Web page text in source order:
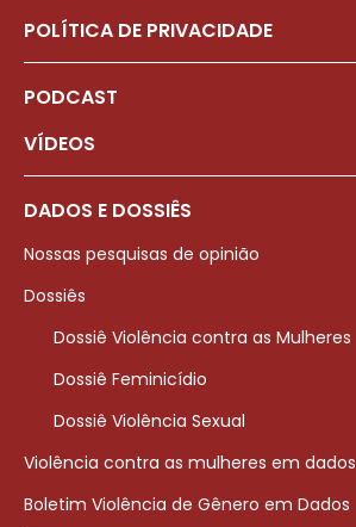
POLÍTICA DE PRIVACIDADE
PODCAST
VÍDEOS
DADOS E DOSSIÊS
Nossas pesquisas de opinião
Dossiês
Dossiê Violência contra as Mulheres
Dossiê Feminicídio
Dossiê Violência Sexual
Violência contra as mulheres em dados
Boletim Violência de Gênero em Dados